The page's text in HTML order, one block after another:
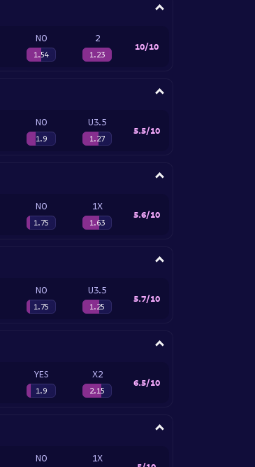
NO
1.54
2
1.23
10/10
NO
1.9
U3.5
1.27
5.5/10
NO
1.75
1X
1.63
5.6/10
NO
1.75
U3.5
1.25
5.7/10
YES
1.9
X2
2.15
6.5/10
NO 1X